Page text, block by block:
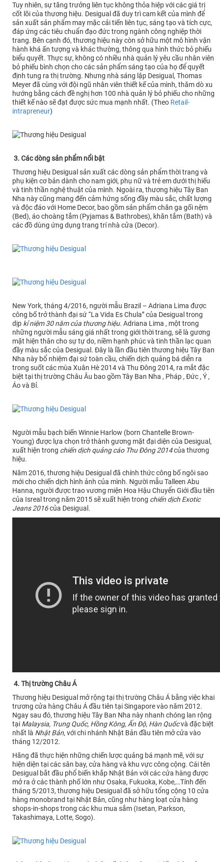
Tuy nhiên, sự tăng trưởng liên tục không thỏa hiệp với các giá trị
cốt lõi của thương hiệu. Desigual đã duy trì cam kết của mình để
sản xuất sản phẩm may mặc cải tiến liên tục, sáng tạo và tích cực,
đáp ứng các tiêu chuẩn đạo đức trong ngành công nghiệp thời
trang. Bên cạnh đó, thương hiệu này còn sở hữu một mô hình vận
hành khá ấn tượng và khác thường, thông qua hình thức bỏ phiếu
biểu quyết. Thực sự, không có nhiều nhà quản lý yêu cầu nhân viên
bỏ phiếu bình chọn cho các sản phẩm sáng tạo của họ để quyết
định tung ra thị trường. Nhưng nhà sáng lập Desigual, Thomas
Meyer đã cùng với đội ngũ nhân viên thiết kế của mình, thăm dò xu
hướng bằng cách đề nghị hơn 100 nhà quản lý bỏ phiếu cho những
thiết kế nào sẽ đạt được sức mua mạnh nhất. (Theo Retail-
intrapreneur)
3. Các dòng sản phẩm nổi bật
Thương hiệu Desigual sản xuất các dòng sản phẩm thời trang và
phụ kiện cơ bản dành cho nam giới, phụ nữ và trẻ em dưới thị hiếu
và tinh thần nghệ thuật của mình. Ngoài ra, thương hiệu Tây Ban
Nha này cũng mang đến cảm hứng sống đầy màu sắc, chất lượng
và độc đáo với Home Decor, bao gồm sản phẩm chăn ga gối nệm
(Bed), áo choàng tắm (Pyjamas & Bathrobes), khăn tắm (Bath) và
các đồ dùng ứng dụng trang trí nhà cửa (Decor).
New York, tháng 4/2016, người mẫu Brazil – Adriana Lima được
công bố trở thành đại sứ “La Vida Es Chula” của Desigual trong
dịp kỉ niệm 30 năm của thương hiệu. Adriana Lima , một trong
những người mẫu sáng giá nhất trong giới thời trang, sẽ là gương
mặt hiện thân cho sự tự do, niềm hạnh phúc và tinh thần lạc quan
đầy màu sắc của Desigual. Đây là lần đầu tiên thương hiệu Tây Ban
Nha này bổ nhiệm đại sứ toàn cầu, chiến dịch quảng bá diễn ra
trong suốt các mùa Xuân Hè 2014 và Thu Đông 2014, ra mắt đặc
biệt tại thị trường Châu Âu bao gồm Tây Ban Nha , Pháp , Đức , Ý ,
Áo và Bỉ.
Người mẫu bạch biến Winnie Harlow (born Chantelle Brown-
Young) được lựa chọn trở thành gương mặt đại diện của Desigual,
xuất hiện trong chiến dịch quảng cáo Thu Đông 2014của thương
hiệu.
Năm 2016, thương hiệu Desigual đã chính thức công bố ngôi sao
mới cho chiến dịch hình ảnh của mình. Người mẫu Talleen Abu
Hanna, người được trao vương miện Hoa Hậu Chuyển Giới đầu tiên
của Isreal trong năm 2015 sẽ xuất hiện trong chiến dịch Exotic
Jeans 2016của Desigual.
4. Thị trường Châu Á
Thương hiệu Desigual mở rộng tại thị trường Châu Á bằng việc khai
trương cửa hàng Châu Á đầu tiên tại Singapore vào năm 2012.
Ngay sau đó, thương hiệu Tây Ban Nha này nhanh chóng lan rộng
tại Malaysia, Trung Quốc, Hồng Kông, Ấn Độ, Hàn Quốcvà đặc biệt
nhất là Nhật Bản, với chi nhánh Nhật Bản đầu tiên mở cửa vào
tháng 12/2012.
Hãng đã thực hiện những chiến lược quảng bá mạnh mẽ, với sự
hiện diện tại các sân bay, cửa hàng và khu vực công cộng. Cái tên
Desigual bắt đầu phổ biến khắp Nhật Bản với các cửa hàng được
mở ra ở các thành phố lớn như Osaka, Fukuoka, Kobe,…Tính đến
tháng 5/2013, thương hiệu Desigual đã sở hữu tổng cộng 10 cửa
hàng monobrand tại Nhật Bản, cũng như hàng loạt cửa hàng
shops-in-shops trong các khu mua sắm (Isetan, Parkson,
Takashimaya, Lotte, Sogo).